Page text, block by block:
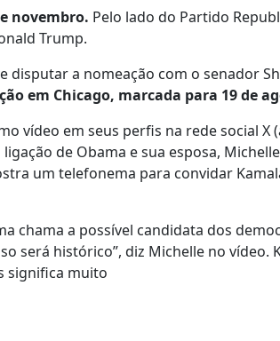
novembro. Pelo lado do Partido
Trump.
disputar a nomeação com o senador
em Chicago, marcada para 19 de
vídeo em seus perfis na rede social X
de Obama e sua esposa,
um telefonema para convidar
chama a possível candidata dos
será histórico”, diz Michelle no vídeo.
significa muito